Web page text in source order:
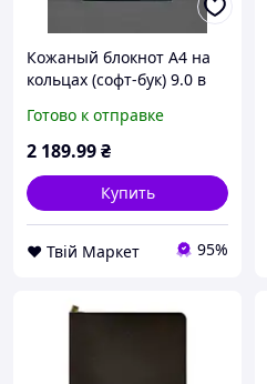
Кожаный блокнот А4 на
кольцах (софт-бук) 9.0 в
Краст BlankNote D7-2026
Готово к отправке
2 189.99₴
Купить
❤️ Твій Маркет 95%